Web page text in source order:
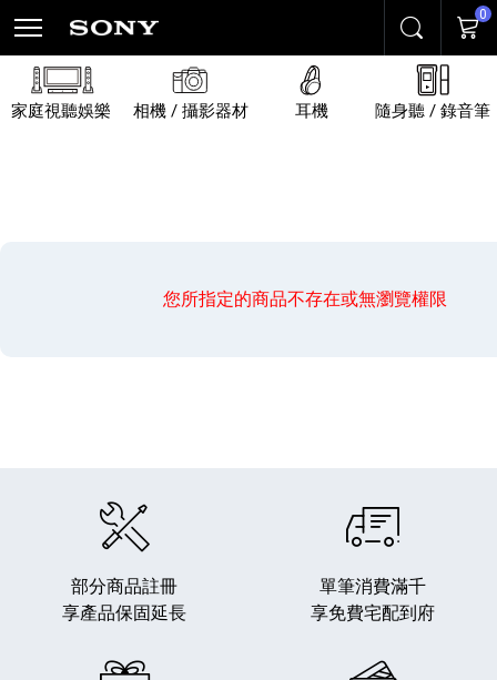
搜尋 購物
0
家庭視聽娛樂 相機 / 攝影器材 耳機 隨身聽 / 錄音筆
您所指定的商品不存在或無瀏覽權限
部分商品註冊
享產品保固延長
單筆消費滿千
享免費宅配到府